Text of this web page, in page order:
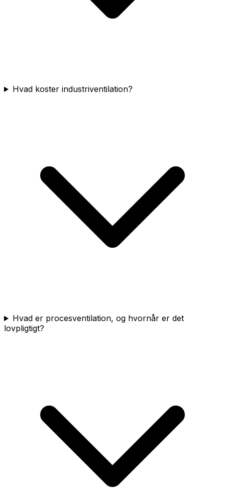
Hvad koster industriventilation?
Hvad er procesventilation, og hvornår er det
lovpligtigt?